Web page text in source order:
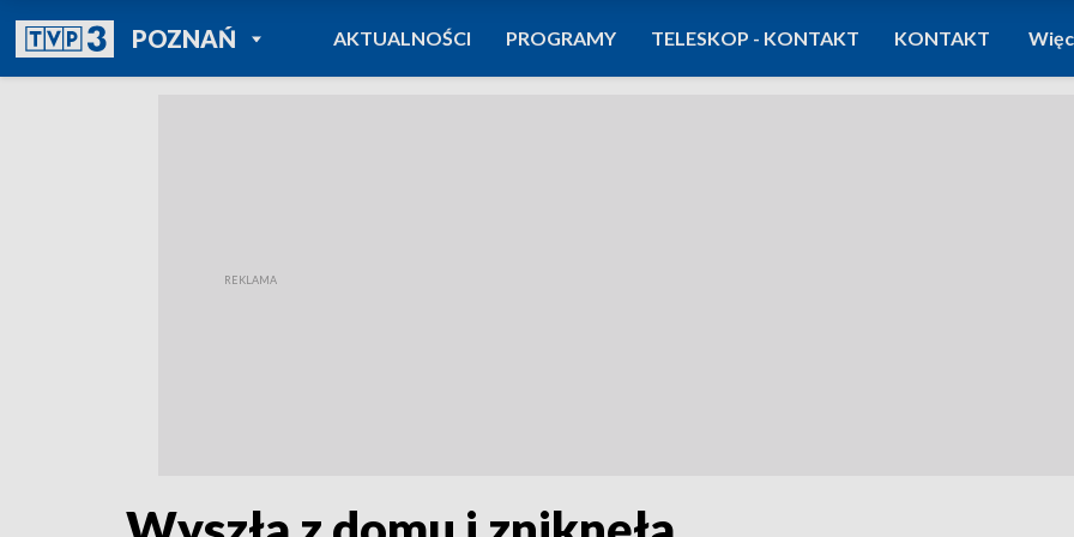
POZNAŃPOWRÓT DO
TVP REGIONY
AKTUALNOŚCI PROGRAMY TELESKOP - KONTAKT KONTAKT